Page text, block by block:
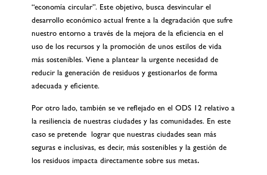
“economía circular”. Este objetivo, busca desvincular el
desarrollo económico actual frente a la degradación que sufre
nuestro entorno a través de la mejora de la eficiencia en el
uso de los recursos y la promoción de unos estilos de vida
más sostenibles. Viene a plantear la urgente necesidad de
reducir la generación de residuos y gestionarlos de forma
adecuada y eficiente.
Por otro lado, también se ve reflejado en el ODS 12 relativo a
la resiliencia de nuestras ciudades y las comunidades. En este
caso se pretende lograr que nuestras ciudades sean más
seguras e inclusivas, es decir, más sostenibles y la gestión de
los residuos impacta directamente sobre sus metas.